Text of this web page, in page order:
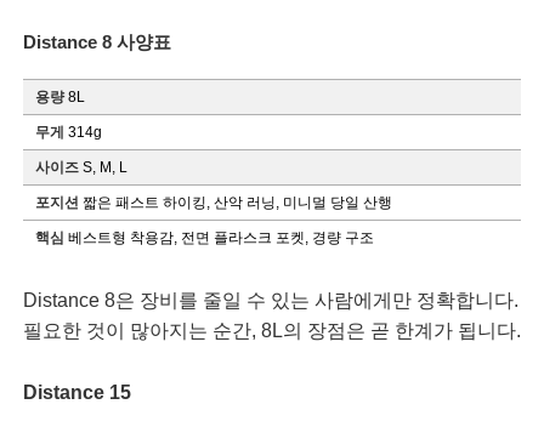
Distance 8 사양표
용량8L
무게 314g
사이즈 S, M, L
포지션 짧은 패스트 하이킹, 산악 러닝, 미니멀 당일 산행
핵심 베스트형 착용감, 전면 플라스크 포켓, 경량 구조
Distance 8은 장비를 줄일 수 있는 사람에게만 정확합니다.
필요한 것이 많아지는 순간, 8L의 장점은 곧 한계가 됩니다.
Distance 15